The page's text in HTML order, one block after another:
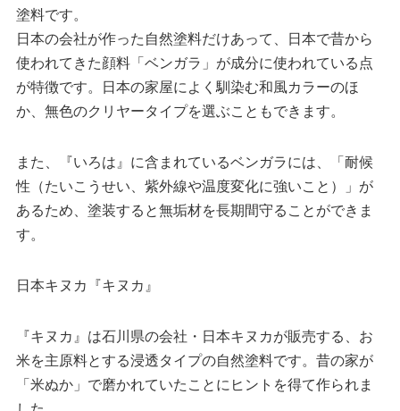
塗料です。
日本の会社が作った自然塗料だけあって、日本で昔から
使われてきた顔料「ベンガラ」が成分に使われている点
が特徴です。日本の家屋によく馴染む和風カラーのほ
か、無色のクリヤータイプを選ぶこともできます。
また、『いろは』に含まれているベンガラには、「耐候
性（たいこうせい、紫外線や温度変化に強いこと）」が
あるため、塗装すると無垢材を長期間守ることができま
す。
日本キヌカ『キヌカ』
『キヌカ』は石川県の会社・日本キヌカが販売する、お
米を主原料とする浸透タイプの自然塗料です。昔の家が
「米ぬか」で磨かれていたことにヒントを得て作られま